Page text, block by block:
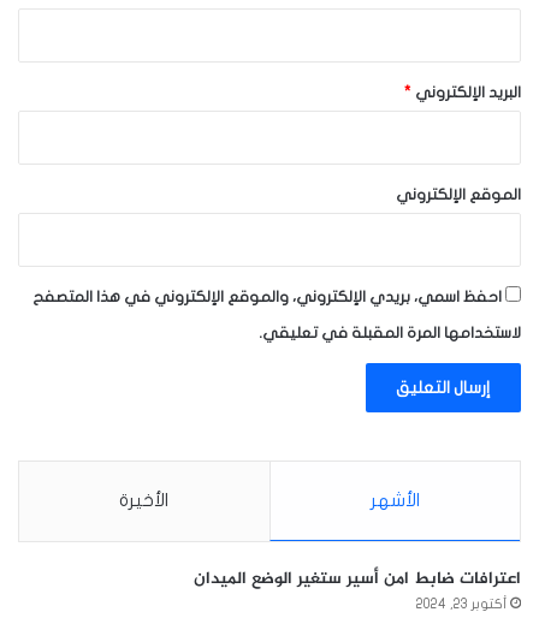
البريد الإلكتروني *
الموقع الإلكتروني
احفظ اسمي، بريدي الإلكتروني، والموقع الإلكتروني في هذا المتصفح
لاستخدامها المرة المقبلة في تعليقي.
الأشهر الأخيرة
اعترافات ضابط امن أسير ستغير الوضع الميدان
أكتوبر 23, 2024